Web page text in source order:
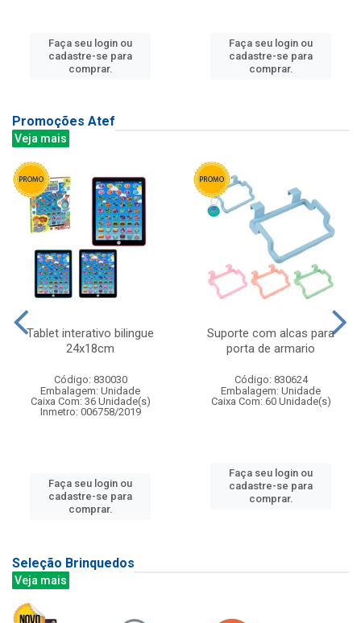
Faça seu login ou
cadastre-se para
comprar.
Faça seu login ou
cadastre-se para
comprar.
Promoções Atef
Veja mais
Tablet interativo bilingue
24x18cm
Código: 830030
Embalagem: Unidade
Caixa Com: 36 Unidade(s)
Inmetro: 006758/2019
Faça seu login ou
cadastre-se para
comprar.
Suporte com alcas para
porta de armario
Código: 830624
Embalagem: Unidade
Caixa Com: 60 Unidade(s)
Faça seu login ou
cadastre-se para
comprar.
Seleção Brinquedos
Veja mais